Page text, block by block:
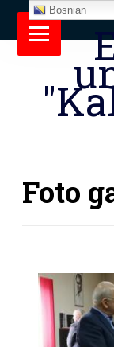
Foto
Bosnian